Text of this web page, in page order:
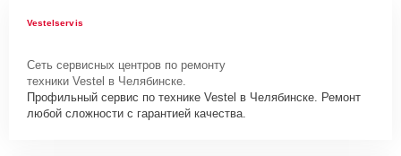
Vestelservis
Сеть сервисных центров по ремонту
техники Vestel в Челябинске.
Профильный сервис по технике Vestel в Челябинске. Ремонт
любой сложности с гарантией качества.